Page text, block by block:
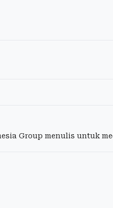
Group menulis untuk